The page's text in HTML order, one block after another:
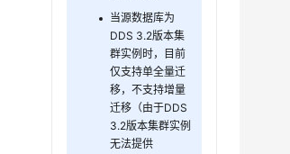
当源数据库为
DDS 3.2版本集
群实例时，目前
仅支持单全量迁
移，不支持增量
迁移（由于DDS
3.2版本集群实例
无法提供